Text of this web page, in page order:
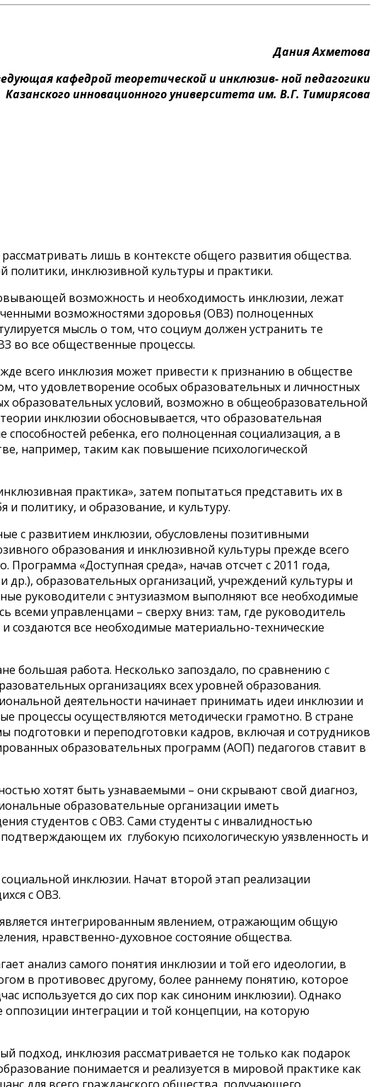
Дания Ахметова
кафедрой теоретической и инклюзив- ной педагогики
Казанского инновационного университета им. В.Г. Тимирясова
лишь в контексте общего развития общества.
политики, инклюзивной культуры и практики.
возможность и необходимость инклюзии, лежат
возможностями здоровья (ОВЗ) полноценных
мысль о том, что социум должен устранить те
во все общественные процессы.
всего инклюзия может привести к признанию в обществе
что удовлетворение особых образовательных и личностных
образовательных условий, возможно в общеобразовательной
инклюзии обосновывается, что образовательная
ребенка, его полноценная социализация, а в
например, таким как повышение психологической
практика», затем попытаться представить их в
политику, и образование, и культуру.
с развитием инклюзии, обусловлены позитивными
образования и инклюзивной культуры прежде всего
«Доступная среда», начав отсчет с 2011 года,
образовательных организаций, учреждений культуры и
руководители с энтузиазмом выполняют все необходимые
управленцами – сверху вниз: там, где руководитель
создаются все необходимые материально-технические
большая работа. Несколько запоздало, по сравнению с
организациях всех уровней образования.
деятельности начинает принимать идеи инклюзии и
процессы осуществляются методически грамотно. В стране
подготовки и переподготовки кадров, включая и сотрудников
образовательных программ (АОП) педагогов ставит в
хотят быть узнаваемыми – они скрывают свой диагноз,
образовательные организации иметь
студентов с ОВЗ. Сами студенты с инвалидностью
их глубокую психологическую уязвленность и
инклюзии. Начат второй этап реализации
с ОВЗ.
интегрированным явлением, отражающим общую
нравственно-духовное состояние общества.
анализ самого понятия инклюзии и той его идеологии, в
в противовес другому, более раннему понятию, которое
используется до сих пор как синоним инклюзии). Однако
оппозиции интеграции и той концепции, на которую
подход, инклюзия рассматривается не только как подарок
понимается и реализуется в мировой практике как